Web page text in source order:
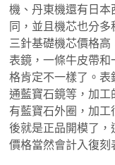
機、丹東機還有日本
同，並且機芯也分
三針基礎機芯價格
表鏡，一條牛皮帶和
格肯定不一樣了。
通藍寶石鏡等，加工
有藍寶石外圈，加
後就是正品開模了，
價格當然會計入復刻